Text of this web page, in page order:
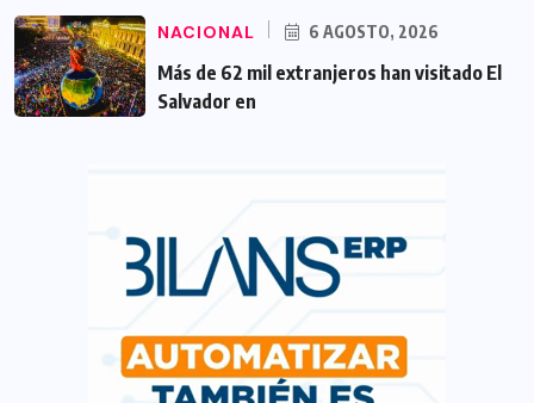
NACIONAL 6 AGOSTO, 2026
Más de 62 mil extranjeros han visitado El
Salvador en